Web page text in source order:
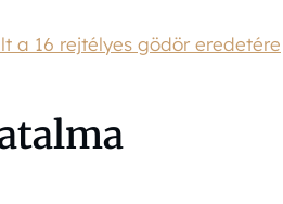
a 16 rejtélyes gödör eredetére